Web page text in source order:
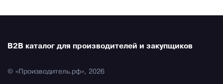
B2B каталог для производителей и закупщиков
© «Производитель.рф», 2026